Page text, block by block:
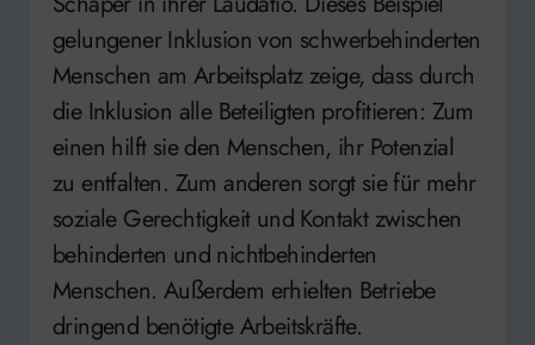
gelungener Inklusion von schwerbehinderten
Menschen am Arbeitsplatz zeige, dass durch
die Inklusion alle Beteiligten profitieren: Zum
einen hilft sie den Menschen, ihr Potenzial
zu entfalten. Zum anderen sorgt sie für mehr
soziale Gerechtigkeit und Kontakt zwischen
behinderten und nichtbehinderten
Menschen. Außerdem erhielten Betriebe
dringend benötigte Arbeitskräfte.